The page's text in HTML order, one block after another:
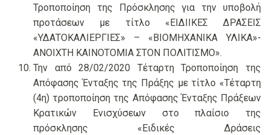
Τροποποίηση της Πρόσκλησης για την υποβολή
προτάσεων με τίτλο «ΕΙΔΙΙΚΕΣ ΔΡΑΣΕΙΣ
«ΥΔΑΤΟΚΑΛΙΕΡΓΙΕΣ» – «ΒΙΟΜΗΧΑΝΙΚΑ ΥΛΙΚΑ»-
ΑΝΟΙΧΤΗ ΚΑΙΝΟΤΟΜΙΑ ΣΤΟΝ ΠΟΛΙΤΙΣΜΟ».
Την από 28/02/2020 Τέταρτη Τροποποίηση της
Απόφασης Ένταξης της Πράξης με τίτλο «Τέταρτη
(4η) τροποποίηση της Απόφασης Ένταξης Πράξεων
Κρατικών Ενισχύσεων στο πλαίσιο της
πρόσκλησης «Ειδικές Δράσεις